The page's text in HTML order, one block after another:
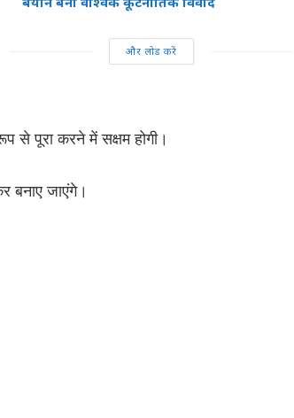
और लोड करें
से पूरा करने में सक्षम होगी।
जाएंगे।